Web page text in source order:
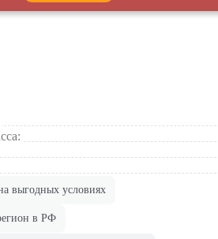
выгодных условиях
в РФ